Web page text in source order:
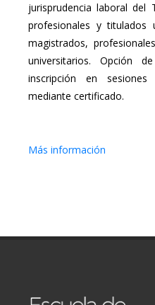
jurisprudencia laboral del
profesionales y titulados
magistrados,
universitarios. Opción
inscripción en sesiones
mediante certificado.
Más información